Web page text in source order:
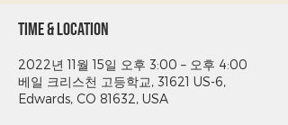
Time & Location
2022년 11월 15일 오후 3:00 – 오후 4:00
베일 크리스천 고등학교, 31621 US-6,
Edwards, CO 81632, USA